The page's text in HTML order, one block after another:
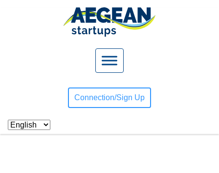
Connection/Sign Up